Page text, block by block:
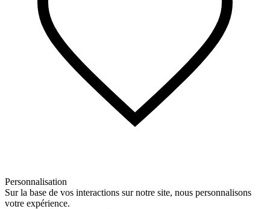
Personnalisation
Sur la base de vos interactions sur notre site, nous personnalisons
votre expérience.